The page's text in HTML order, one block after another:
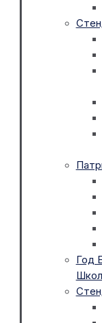
Год